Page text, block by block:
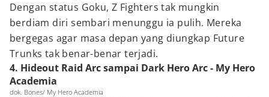
Dengan status Goku, Z Fighters tak mungkin
berdiam diri sembari menunggu ia pulih. Mereka
bergegas agar masa depan yang diungkap Future
Trunks tak benar-benar terjadi.
4. Hideout Raid Arc sampai Dark Hero Arc - My Hero
Academia
dok. Bones/ My Hero Academia